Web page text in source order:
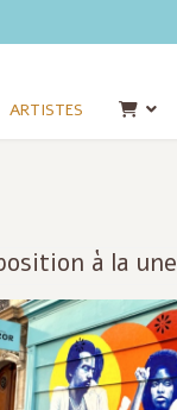
ARTISTES
à la une